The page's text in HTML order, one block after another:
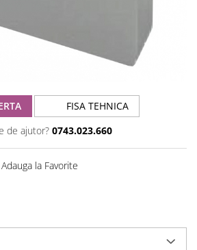
FISA TEHNICA
de ajutor? 0743.023.660
Adauga la Favorite